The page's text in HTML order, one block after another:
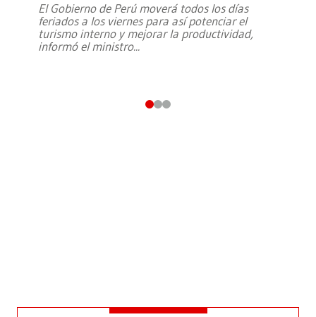
El Gobierno de Perú moverá todos los días
feriados a los viernes para así potenciar el
turismo interno y mejorar la productividad,
informó el ministro...